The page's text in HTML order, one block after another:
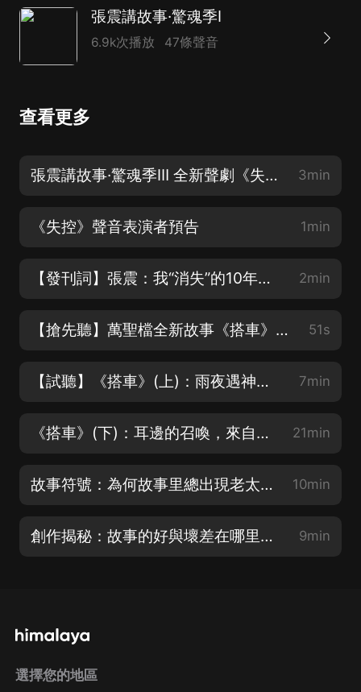
行~實例分析告訴你故事中的那些“套路”，創作中應該怎
樣更有效地使用這些符號？應該為這些符號增加哪些有效
張震講故事·驚魂季I
6.9k次播放 47條聲音
查看更多
張震講故事·驚魂季Ⅲ 全新聲劇《失控》11.9正式上線！ 3min
《失控》聲音表演者預告 1min
【發刊詞】張震：我“消失”的10年間，都在干些什麼？（驚魂季II已火熱上線歡迎收聽） 2min
【搶先聽】萬聖檔全新故事《搭車》精彩花絮（驚魂季III《失控》已火熱上線歡迎收聽） 51s
【試聽】《搭車》(上)：雨夜遇神秘女子，序幕即將拉開（驚魂季II已火熱上線歡迎收聽） 7min
《搭車》(下)：耳邊的召喚，來自天使還是撒旦？！（驚魂季III已火熱上線歡迎收聽） 21min
故事符號：為何故事里總出現老太太？你應該知道（驚魂季III已火熱上線歡迎收聽） 10min
創作揭秘：故事的好與壞差在哪里？（驚魂季III《失控》已火熱上線歡迎收聽） 9min
選擇您的地區